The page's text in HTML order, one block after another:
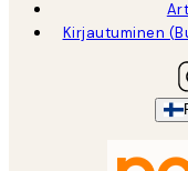
Kirjautuminen